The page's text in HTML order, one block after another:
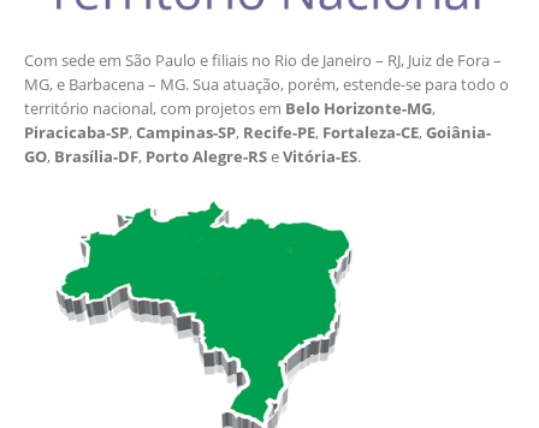
Com sede em São Paulo e filiais no Rio de Janeiro – RJ, Juiz de Fora –
MG, e Barbacena – MG. Sua atuação, porém, estende-se para todo o
território nacional, com projetos em Belo Horizonte-MG,
Piracicaba-SP,Campinas-SP, Recife-PE, Fortaleza-CE,Goiânia-
GO, Brasília-DF, Porto Alegre-RSeVitória-ES.